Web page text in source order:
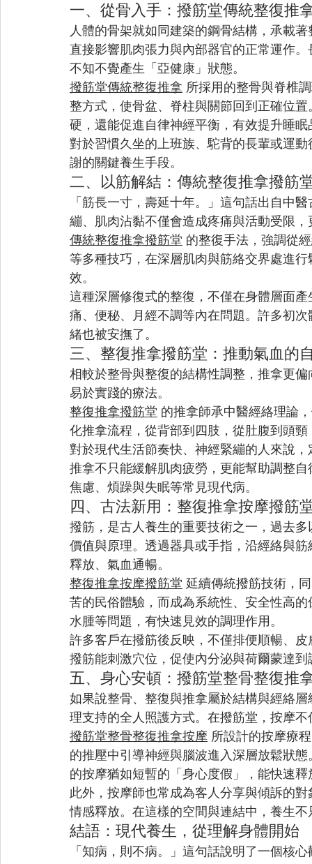
一、從骨入手：撥筋堂傳統整復推
人體的骨架就如同建築的鋼骨結構，承載
直接影響肌肉張力與內部器官的正常運作
不知不覺產生「亞健康」狀態。
撥筋堂傳統整復推拿 所採用的整骨與脊椎
整方式，使骨盆、脊柱與關節回到正確位
硬，還能促進自律神經平衡，有效提升睡
對於習慣久坐的上班族、駝背的長輩或運
謝的關鍵養生手段。
二、以筋解結：傳統整復推拿撥筋
「筋長一寸，壽延十年。」這句話出自中
繃、肌肉沾黏不僅會造成疼痛與活動受限
傳統整復推拿撥筋堂 的整復手法，強調從
等多種技巧，在深層肌肉與筋絡交界處進
效。
這種深層修復式的整復，不僅在身體層面
痛、便秘、月經不調等內在問題。許多初
緒也被安撫了。
三、整復推拿撥筋堂：推動氣血的
相較於整骨與整復的結構性調整，推拿更
易於實踐的療法。
整復推拿撥筋堂 的推拿師承中醫經絡理論
化推拿流程，從背部到四肢，從肚腹到頭
對於現代生活節奏快、神經緊繃的人來說
推拿不只能緩解肌肉疲勞，更能幫助調整
焦慮、煩躁與失眠等常見現代病。
四、古法新用：整復推拿按摩撥筋
撥筋，是古人養生的重要技術之一，過去
價值與原理。透過器具或手指，沿經絡與
釋放、氣血通暢。
整復推拿按摩撥筋堂 延續傳統撥筋技術，
苦的民俗體驗，而成為系統性、安全性高
水腫等問題，有快速見效的調理作用。
許多客戶在撥筋後反映，不僅排便順暢、
撥筋能刺激穴位，促使內分泌與荷爾蒙達
五、身心安頓：撥筋堂整骨整復推
如果說整骨、整復與推拿屬於結構與經絡
理支持的全人照護方式。在撥筋堂，按摩
撥筋堂整骨整復推拿按摩 所設計的按摩療
的推壓中引導神經與腦波進入深層放鬆狀
的按摩猶如短暫的「身心度假」，能快速
此外，按摩師也常成為客人分享與傾訴的
情感釋放。在這樣的空間與連結中，養生
結語：現代養生，從理解身體開始
「知病，則不病。」這句話說明了一個核